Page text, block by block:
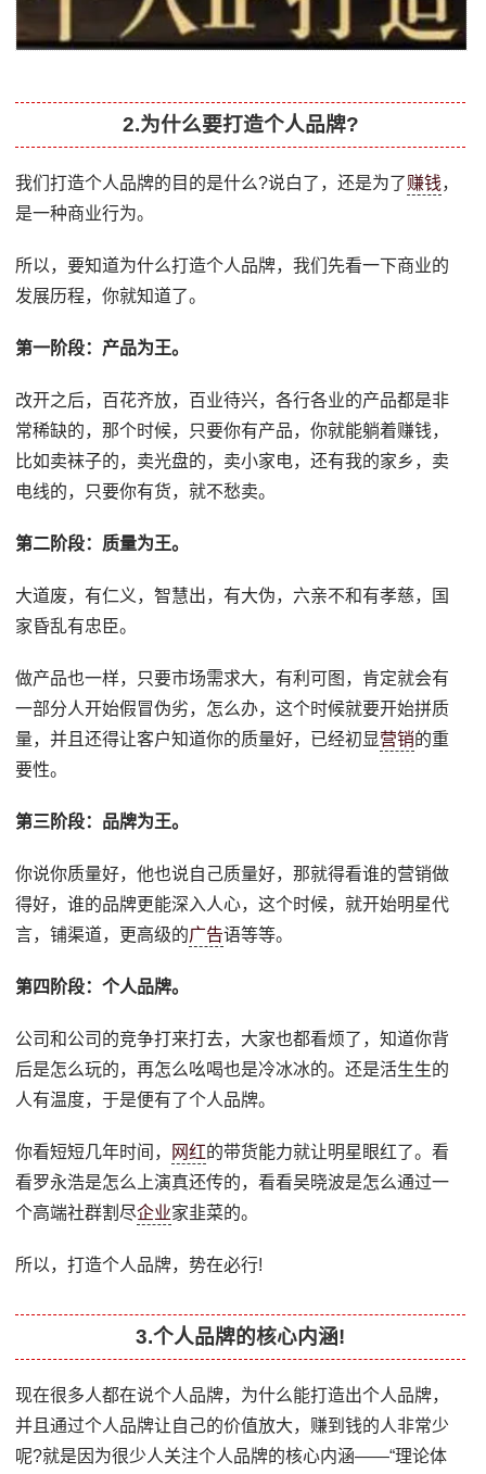
2.为什么要打造个人品牌?
我们打造个人品牌的目的是什么?说白了，还是为了赚钱，
是一种商业行为。
所以，要知道为什么打造个人品牌，我们先看一下商业的
发展历程，你就知道了。
第一阶段：产品为王。
改开之后，百花齐放，百业待兴，各行各业的产品都是非
常稀缺的，那个时候，只要你有产品，你就能躺着赚钱，
比如卖袜子的，卖光盘的，卖小家电，还有我的家乡，卖
电线的，只要你有货，就不愁卖。
第二阶段：质量为王。
大道废，有仁义，智慧出，有大伪，六亲不和有孝慈，国
家昏乱有忠臣。
做产品也一样，只要市场需求大，有利可图，肯定就会有
一部分人开始假冒伪劣，怎么办，这个时候就要开始拼质
量，并且还得让客户知道你的质量好，已经初显营销的重
要性。
第三阶段：品牌为王。
你说你质量好，他也说自己质量好，那就得看谁的营销做
得好，谁的品牌更能深入人心，这个时候，就开始明星代
言，铺渠道，更高级的广告语等等。
第四阶段：个人品牌。
公司和公司的竞争打来打去，大家也都看烦了，知道你背
后是怎么玩的，再怎么吆喝也是冷冰冰的。还是活生生的
人有温度，于是便有了个人品牌。
你看短短几年时间， 网红的带货能力就让明星眼红了。看
看罗永浩是怎么上演真还传的，看看吴晓波是怎么通过一
个高端社群割尽企业家韭菜的。
所以，打造个人品牌，势在必行!
3.个人品牌的核心内涵!
现在很多人都在说个人品牌，为什么能打造出个人品牌，
并且通过个人品牌让自己的价值放大，赚到钱的人非常少
呢?就是因为很少人关注个人品牌的核心内涵——“理论体